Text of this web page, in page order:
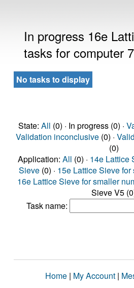
In progress 16e
tasks for computer
No tasks to display
State: All (0) · In progress (0) ·
Validation inconclusive(0) · Valid
(0)
Application: All (0) · 14e Lattice
Sieve (0) · 15e Lattice Sieve
16e Lattice Sieve for smaller
Sieve V5
Task name:
Home | My Account |